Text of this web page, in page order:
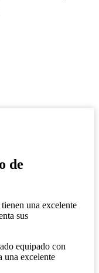
de
una excelente
sus
equipado con
una excelente